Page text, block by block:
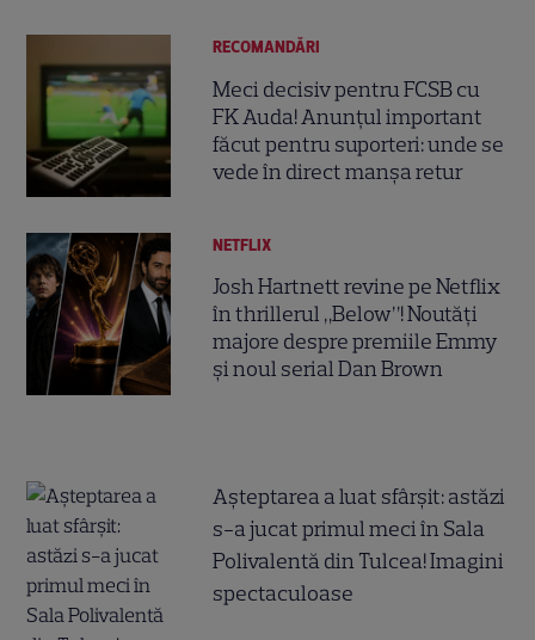
RECOMANDĂRI
Meci decisiv pentru FCSB cu
FK Auda! Anunțul important
făcut pentru suporteri: unde se
vede în direct manșa retur
NETFLIX
Josh Hartnett revine pe Netflix
în thrillerul „Below”! Noutăți
majore despre premiile Emmy
și noul serial Dan Brown
Așteptarea a luat sfârșit: astăzi
s-a jucat primul meci în Sala
Polivalentă din Tulcea! Imagini
spectaculoase